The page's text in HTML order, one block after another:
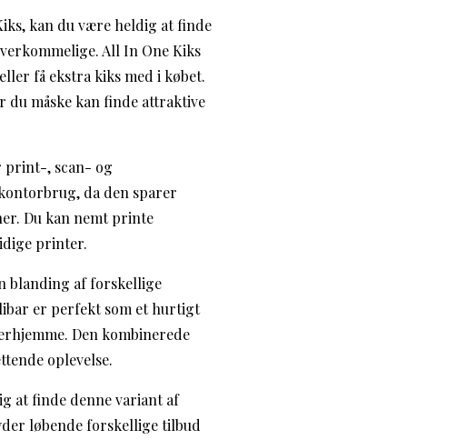
kan du være heldig at finde
All In One Kiks
få ekstra kiks med i købet.
du måske kan finde attraktive
print-, scan- og
da den sparer
Du kan nemt printe
printer.
blanding af forskellige
er perfekt som et hurtigt
Den kombinerede
oplevelse.
at finde denne variant af
løbende forskellige tilbud